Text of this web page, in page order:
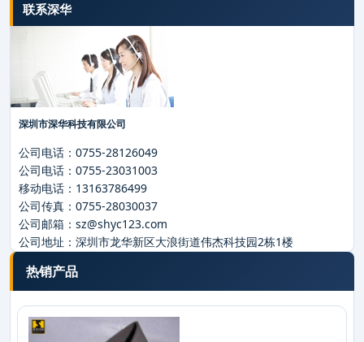
联系深华
深圳市深华科技有限公司
公司电话： 0755-28126049
公司电话： 0755-23031003
移动电话： 13163786499
公司传真： 0755-28030037
公司邮箱： sz@shyc123.com
公司地址： 深圳市龙华新区大浪街道伟杰科技园2栋1楼
热销产品